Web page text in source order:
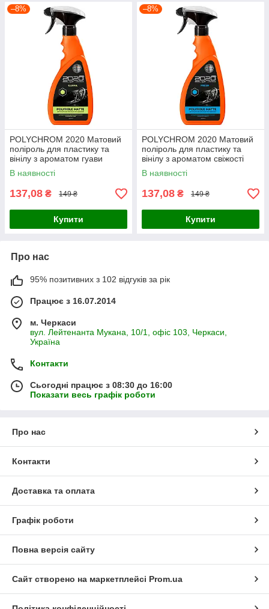
–8%
POLYCHROM 2020 Матовий
поліроль для пластику та
вінілу з ароматом гуави
“POLYROLE MATTE”
В наявності
137,08 ₴ 149 ₴
Купити
–8%
POLYCHROM 2020 Матовий
поліроль для пластику та
вінілу з ароматом свіжості
“POLYROLE MATTE”
В наявності
137,08 ₴ 149 ₴
Купити
Про нас
95% позитивних з 102 відгуків за рік
Працює з 16.07.2014
м. Черкаси
вул. Лейтенанта Мукана, 10/1, офіс 103, Черкаси,
Україна
Контакти
Сьогодні працює з 08:30 до 16:00
Показати весь графік роботи
Про нас
Контакти
Доставка та оплата
Графік роботи
Повна версія сайту
Сайт створено на маркетплейсі Prom.ua